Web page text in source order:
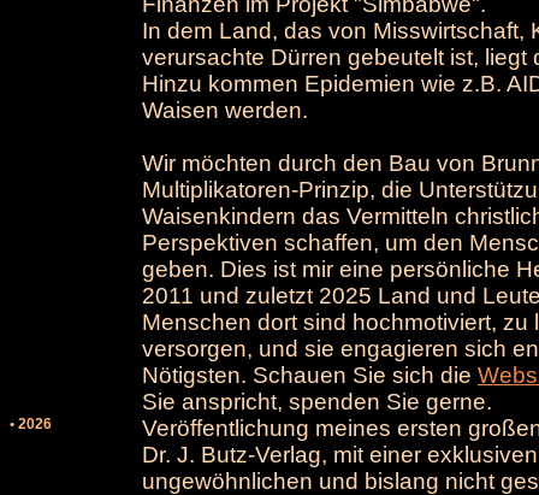
In dem Land, das von Misswirtschaft,
verursachte Dürren gebeutelt ist,
Hinzu kommen Epidemien wie z.B.
Waisen werden.
Wir möchten durch den Bau von
Multiplikatoren-Prinzip, die
Waisenkindern das Vermitteln
Perspektiven schaffen, um den
geben. Dies ist mir eine persönliche
2011 und zuletzt 2025 Land und
Menschen dort sind hochmotiviert,
versorgen, und sie engagieren sich
Nötigsten. Schauen Sie sich die
Sie anspricht, spenden Sie gerne.
• 2026
Veröffentlichung meines ersten
Dr. J. Butz-Verlag, mit einer
ungewöhnlichen und bislang nicht